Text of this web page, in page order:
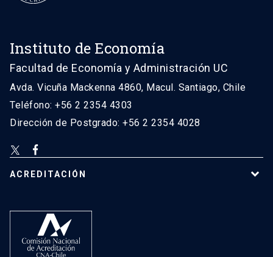
Instituto de Economía
Facultad de Economía y Administración UC
Avda. Vicuña Mackenna 4860, Macul. Santiago, Chile
Teléfono: +56 2 2354 4303
Dirección de Postgrado: +56 2 2354 4028
ACREDITACIÓN